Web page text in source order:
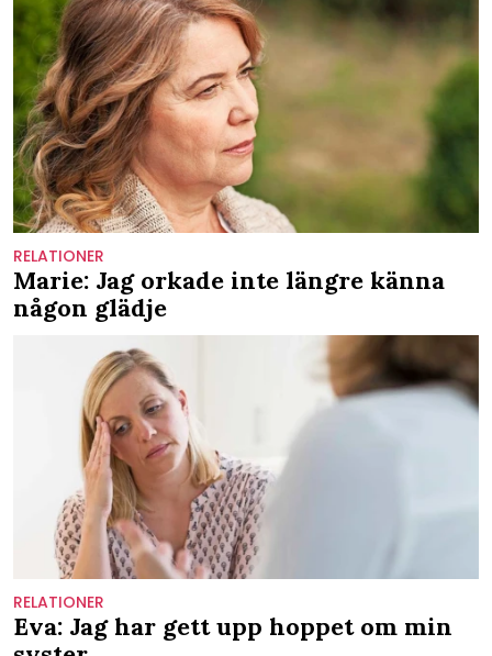
RELATIONER
Marie: Jag orkade inte längre känna
någon glädje
RELATIONER
Eva: Jag har gett upp hoppet om min